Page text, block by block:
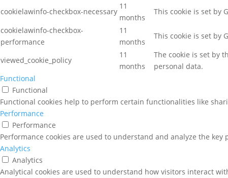
cookielawinfo-checkbox-necessary
11
months
This cookie is set by
cookielawinfo-checkbox-
performance
11
months
This cookie is set by
viewed_cookie_policy
11
months
The cookie is set by
personal data.
Functional
Functional
Functional cookies help to perform certain functionalities like
Performance
Performance
Performance cookies are used to understand and analyze the
Analytics
Analytics
Analytical cookies are used to understand how visitors interact